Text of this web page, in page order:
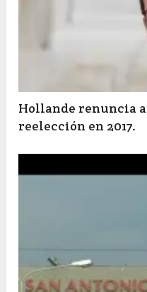
Hollande renuncia
reelección en 2017.